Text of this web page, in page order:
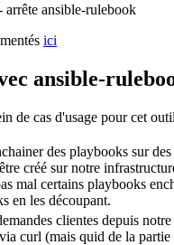
arrête ansible-rulebook
ici
ansible-
de cas d'usage pour cet
des playbooks sur
créé sur notre
mal certains playbooks
en les découpant.
clientes depuis
curl (mais quid de la